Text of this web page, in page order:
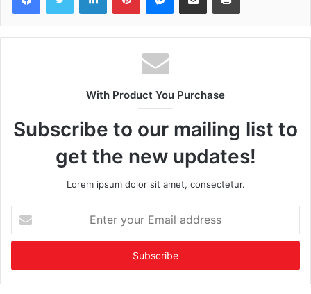
With Product You Purchase
Subscribe to our mailing list to
get the new updates!
Lorem ipsum dolor sit amet, consectetur.
your
Email